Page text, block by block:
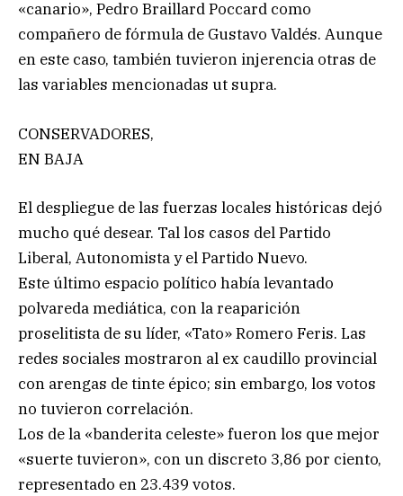
«canario», Pedro Braillard Poccard como
compañero de fórmula de Gustavo Valdés. Aunque
en este caso, también tuvieron injerencia otras de
las variables mencionadas ut supra.
CONSERVADORES,
EN BAJA
El despliegue de las fuerzas locales históricas dejó
mucho qué desear. Tal los casos del Partido
Liberal, Autonomista y el Partido Nuevo.
Este último espacio político había levantado
polvareda mediática, con la reaparición
proselitista de su líder, «Tato» Romero Feris. Las
redes sociales mostraron al ex caudillo provincial
con arengas de tinte épico; sin embargo, los votos
no tuvieron correlación.
Los de la «banderita celeste» fueron los que mejor
«suerte tuvieron», con un discreto 3,86 por ciento,
representado en 23.439 votos.